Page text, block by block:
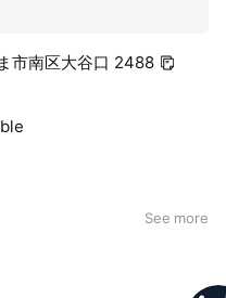
市南区大谷口 2488
See more